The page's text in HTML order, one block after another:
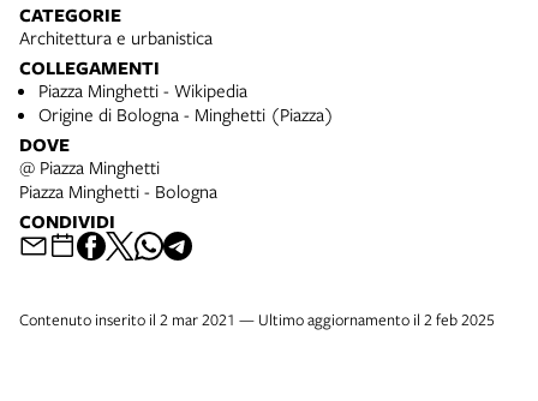
CATEGORIE
Architettura e urbanistica
COLLEGAMENTI
Piazza Minghetti - Wikipedia
Origine di Bologna - Minghetti (Piazza)
DOVE
@ Piazza Minghetti
Piazza Minghetti - Bologna
CONDIVIDI
Contenuto inserito il 2 mar 2021 — Ultimo aggiornamento il 2 feb 2025